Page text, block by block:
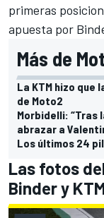
primeras
apuesta por
Más de
La KTM hizo que
de Moto2
Morbidelli: “Tras
abrazar a
Los últimos 24
Las fotos
Binder y